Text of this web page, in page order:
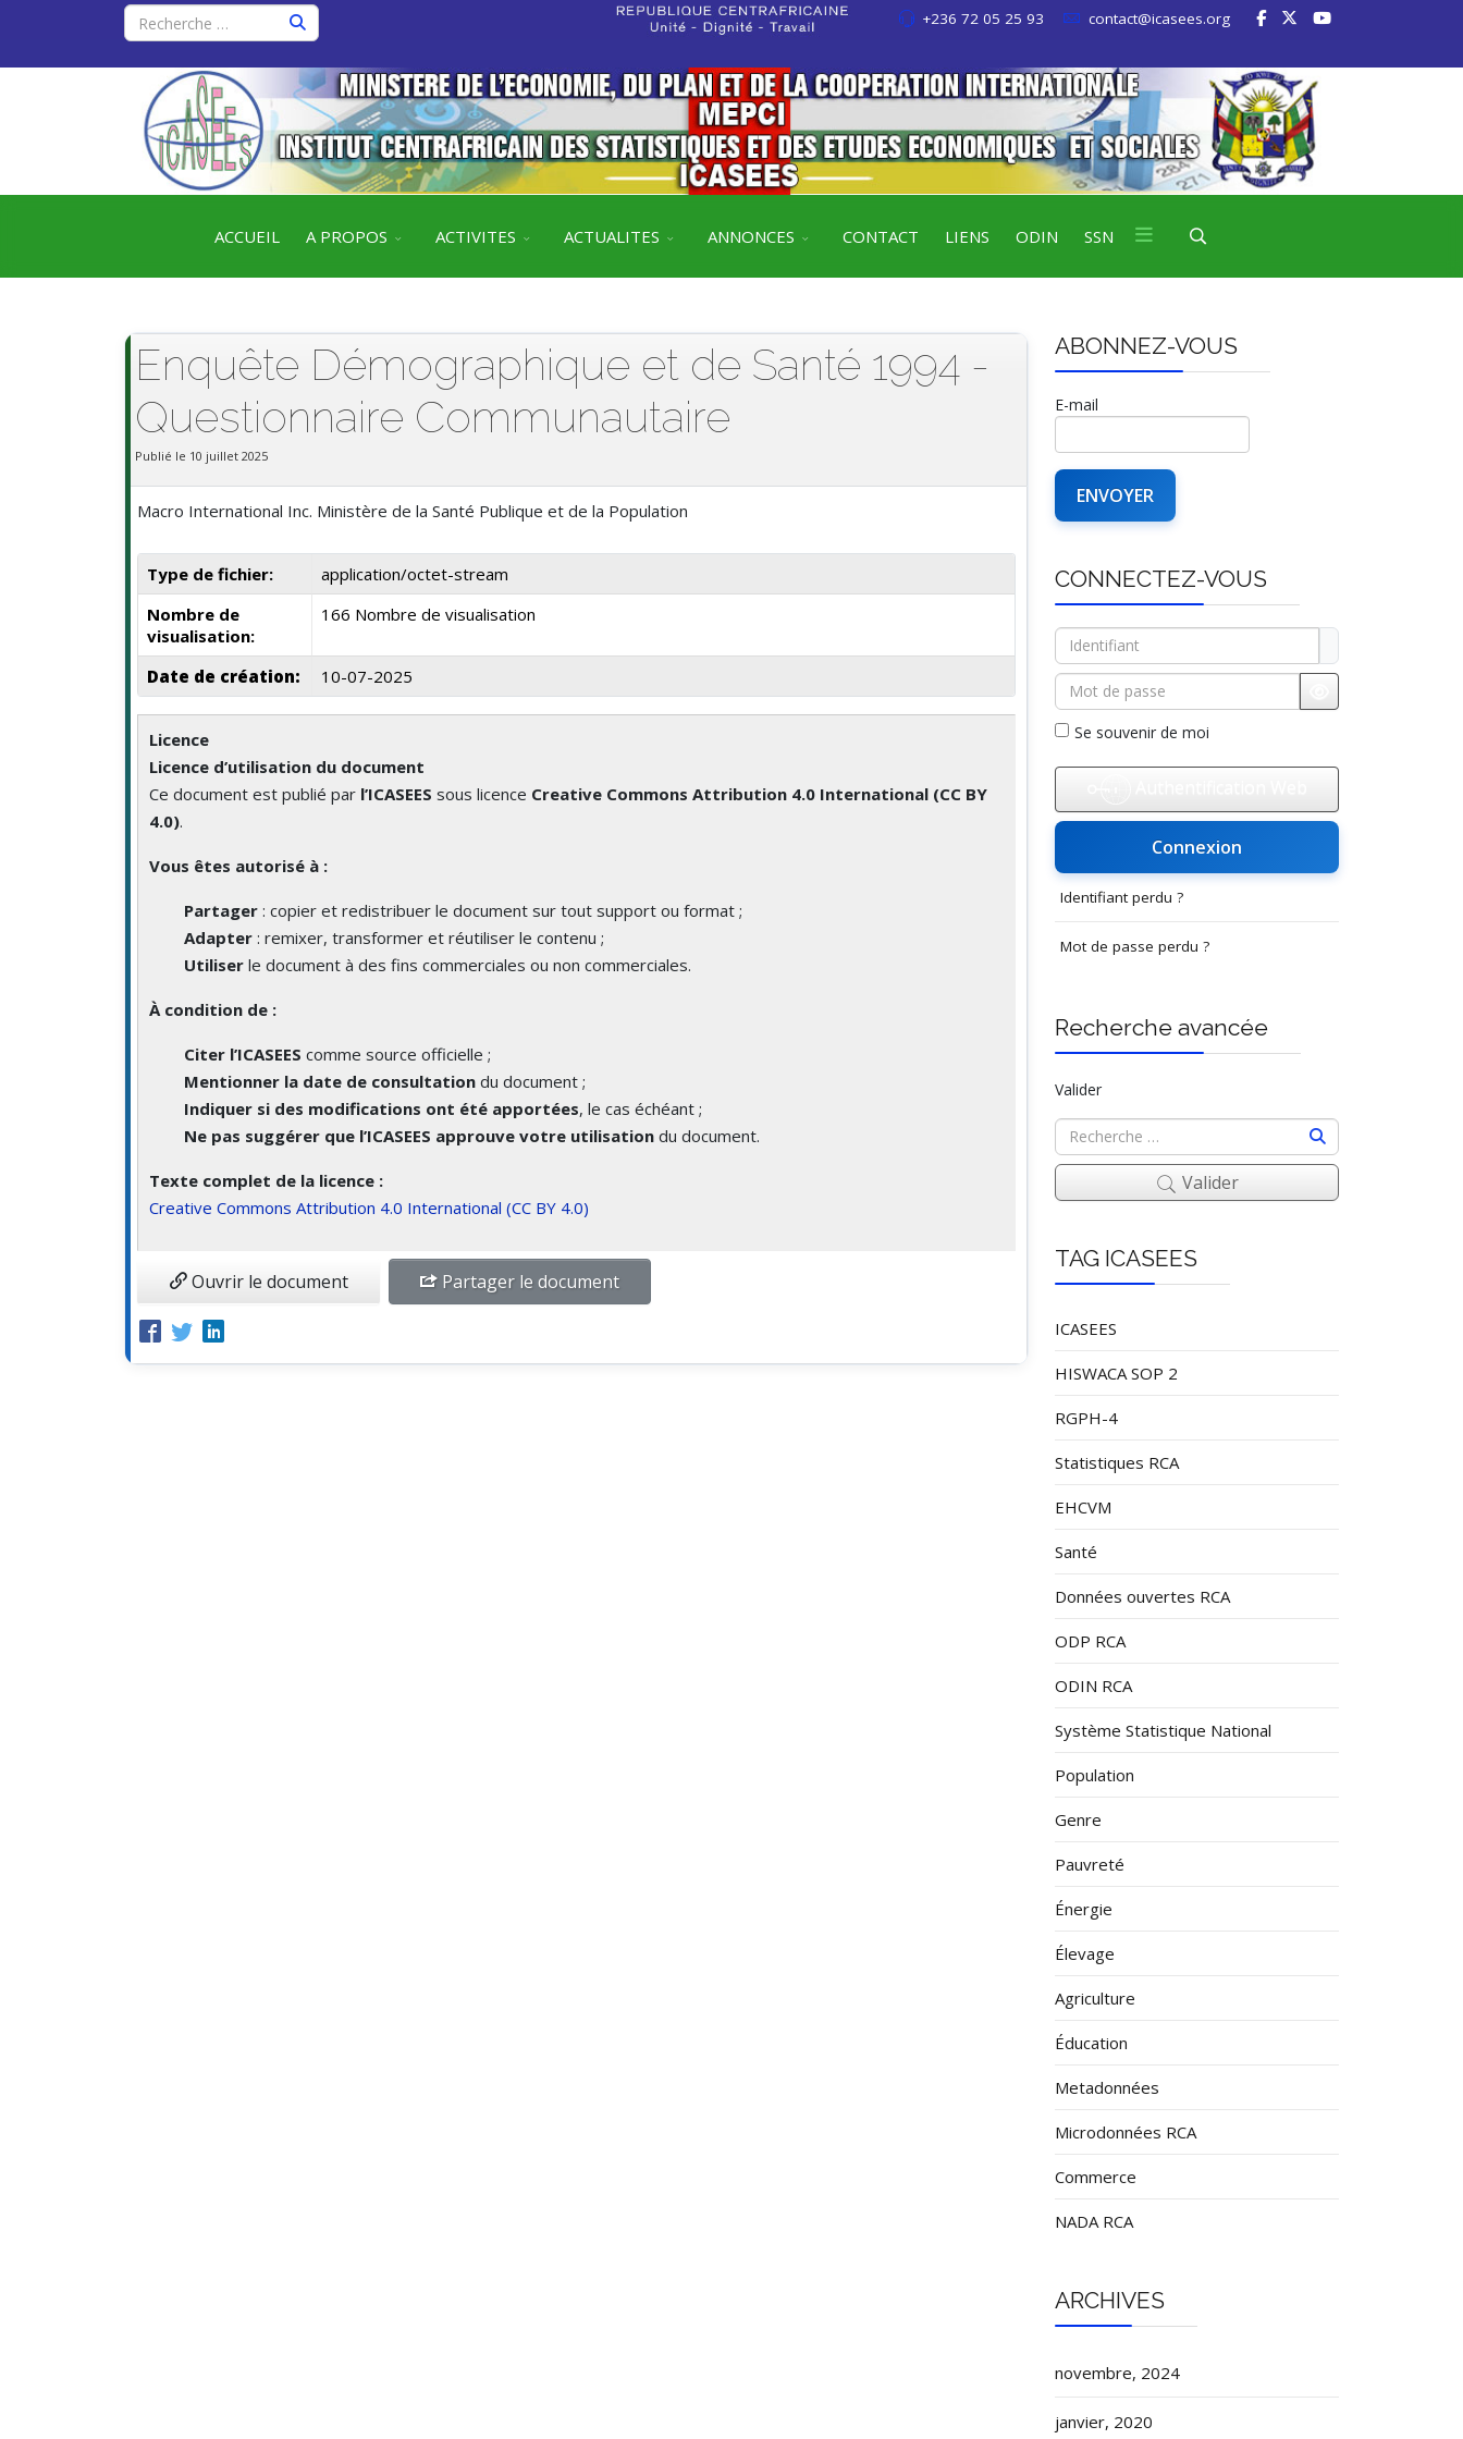
+236 72 05 25 93 contact@icasees.org
ACCUEIL A PROPOS ACTIVITES ACTUALITES ANNONCES CONTACT LIENS ODIN SSN
Enquête Démographique et de Santé 1994 -
Questionnaire Communautaire
Publié le 10 juillet 2025
Macro International Inc. Ministère de la Santé Publique et de la Population
Type de fichier:
application/octet-stream
Nombre de
visualisation:
166 Nombre de visualisation
Date de création: 10-07-2025
Licence
Licence d’utilisation du document
Ce document est publié par l’ICASEES sous licence Creative Commons Attribution 4.0 International (CC BY
4.0).
Vous êtes autorisé à :
Partager : copier et redistribuer le document sur tout support ou format ;
Adapter : remixer, transformer et réutiliser le contenu ;
Utiliser le document à des fins commerciales ou non commerciales.
À condition de :
Citer l’ICASEES comme source officielle ;
Mentionner la date de consultation du document ;
Indiquer si des modifications ont été apportées, le cas échéant ;
Ne pas suggérer que l’ICASEES approuve votre utilisation du document.
Texte complet de la licence :
Creative Commons Attribution 4.0 International (CC BY 4.0)
Ouvrir le document Partager le document
ABONNEZ-VOUS
E-mail
CONNECTEZ-VOUS
Identifiant
Mot de passe
Afficher le mot
Se souvenir de moi
Connexion
Identifiant perdu ?
Mot de passe perdu ?
Recherche avancée
Valider
Valider
TAG ICASEES
ICASEES
HISWACA SOP 2
RGPH-4
Statistiques RCA
EHCVM
Santé
Données ouvertes RCA
ODP RCA
ODIN RCA
Système Statistique National
Population
Genre
Pauvreté
Énergie
Élevage
Agriculture
Éducation
Metadonnées
Microdonnées RCA
Commerce
NADA RCA
ARCHIVES
novembre, 2024
janvier, 2020